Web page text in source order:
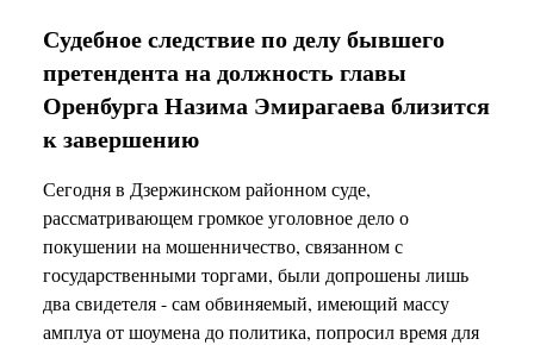
Судебное следствие по делу бывшего
претендента на должность главы
Оренбурга Назима Эмирагаева близится
к завершению
Сегодня в Дзержинском районном суде,
рассматривающем громкое уголовное дело о
покушении на мошенничество, связанном с
государственными торгами, были допрошены лишь
два свидетеля - сам обвиняемый, имеющий массу
амплуа от шоумена до политика, попросил время для